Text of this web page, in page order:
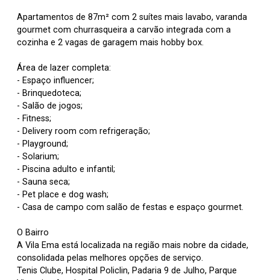
Apartamentos de 87m² com 2 suítes mais lavabo, varanda
gourmet com churrasqueira a carvão integrada com a
cozinha e 2 vagas de garagem mais hobby box.
Área de lazer completa:
- Espaço influencer;
- Brinquedoteca;
- Salão de jogos;
- Fitness;
- Delivery room com refrigeração;
- Playground;
- Solarium;
- Piscina adulto e infantil;
- Sauna seca;
- Pet place e dog wash;
- Casa de campo com salão de festas e espaço gourmet.
O Bairro
A Vila Ema está localizada na região mais nobre da cidade,
consolidada pelas melhores opções de serviço.
Tenis Clube, Hospital Policlin, Padaria 9 de Julho, Parque